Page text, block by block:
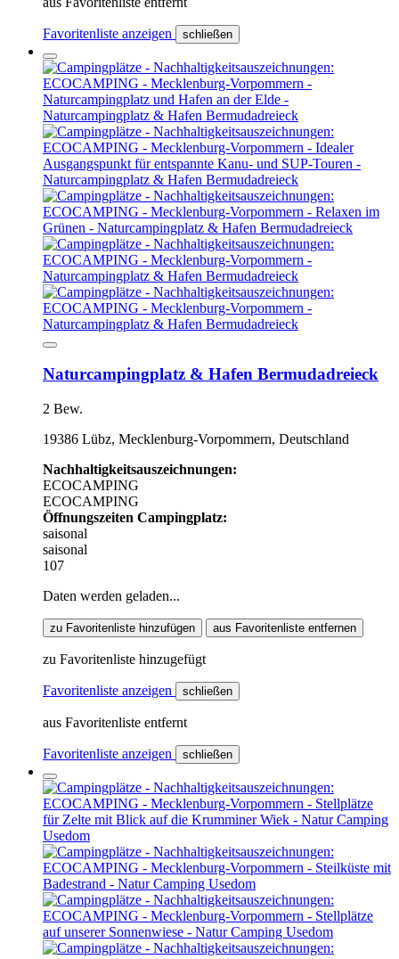
Favoritenliste anzeigen schließen
Naturcampingplatz & Hafen Bermudadreieck
2 Bew.
19386 Lübz, Mecklenburg-Vorpommern, Deutschland
Nachhaltigkeitsauszeichnungen:
ECOCAMPING
ECOCAMPING
Öffnungszeiten Campingplatz:
saisonal
saisonal
107
Daten werden geladen...
zu Favoritenliste hinzufügen aus Favoritenliste entfernen
zu Favoritenliste hinzugefügt
Favoritenliste anzeigen schließen
aus Favoritenliste entfernt
Favoritenliste anzeigen schließen